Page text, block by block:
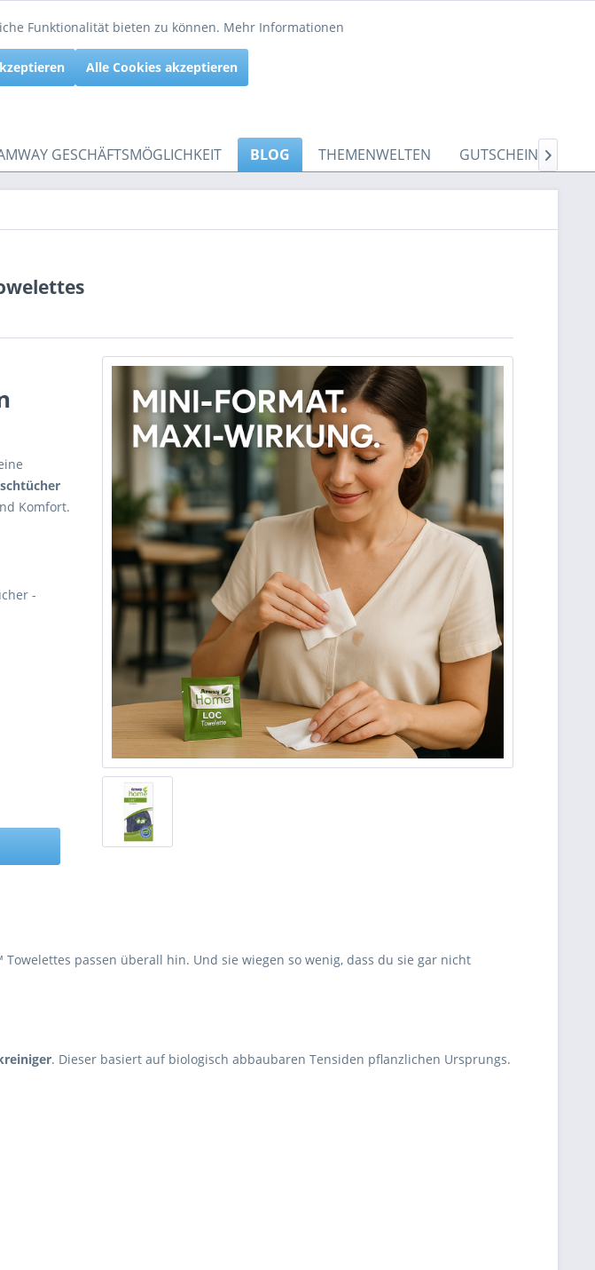
GESCHÄFTSMÖGLICHKEIT BLOG THEMENWELTEN GUTSCHEINE
Komfort.
-
passen überall hin. Und sie wiegen so wenig, dass du sie gar nicht
. Dieser basiert auf biologisch abbaubaren Tensiden pflanzlichen Ursprungs.
Funktionalität bieten zu können. Mehr Informationen
Alle Cookies akzeptieren